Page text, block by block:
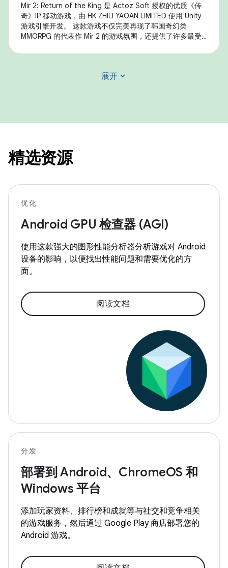
Mir 2: Return of the King 是 Actoz Soft 授权的优质《传
奇》IP 移动游戏，由 HK ZHILI YAOAN LIMITED 使用 Unity
游戏引擎开发。 这款游戏不仅完美再现了韩国奇幻类
MMORPG 的代表作 Mir 2 的游戏氛围，还提供了许多最受
心玩法。 该游戏使用了 Android Frame Pacing 库
展开 expand_more
精选资源
优化
Android GPU 检查器 (AGI)
使用这款强大的图形性能分析器分析游戏对 Android
设备的影响，以便找出性能问题和需要优化的方
面。
阅读文档
分发
部署到 Android、ChromeOS 和
Windows 平台
添加玩家资料、排行榜和成就等与社交和竞争相关
的游戏服务，然后通过 Google Play 商店部署您的
Android 游戏。